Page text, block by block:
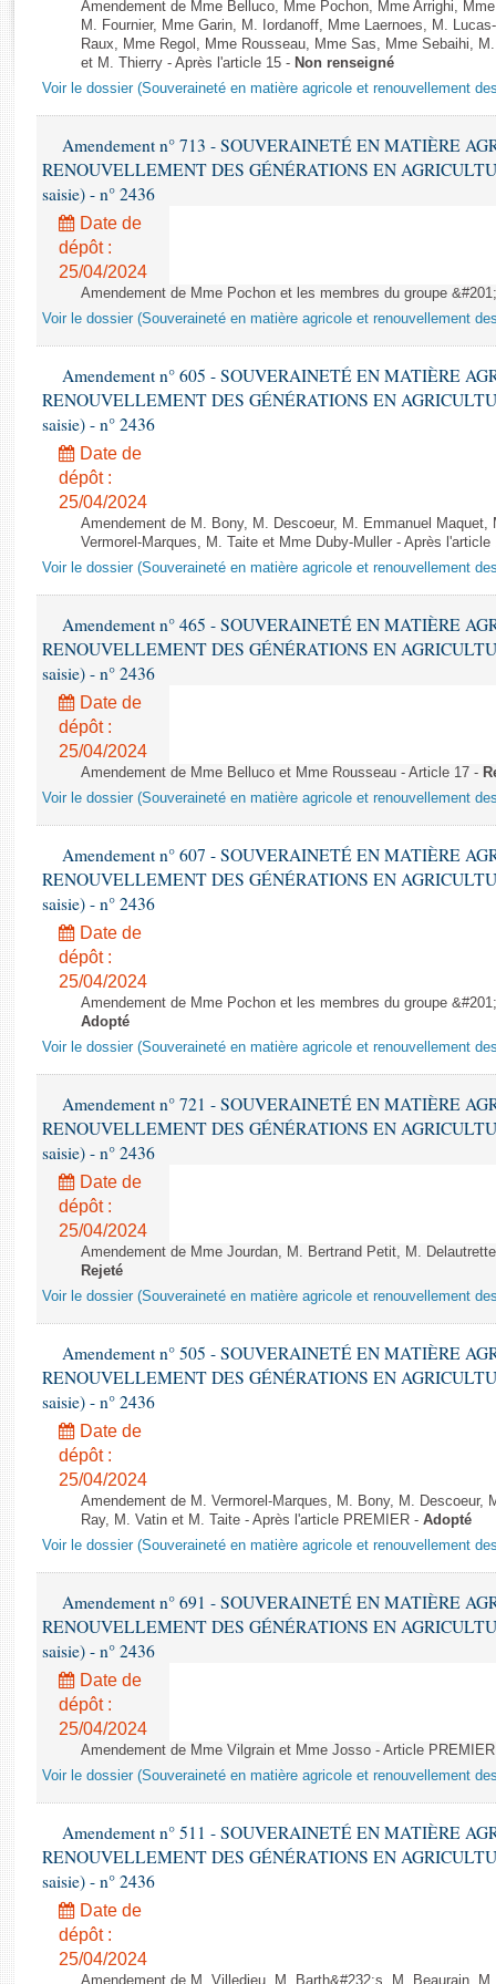
Rapports d'enquête
Rapports législatifs
Rapports sur l'application des lois
Baromètre de l’application des lois
Dossiers législatifs
Budget et sécurité sociale
Questions écrites et orales
Comptes rendus des débats
Amendement de Mme Belluco, Mme Pochon, Mme Arrighi,
M. Fournier, Mme Garin, M. Iordanoff, Mme Laernoes, M.
Raux, Mme Regol, Mme Rousseau, Mme Sas, Mme Sebaihi,
et M. Thierry - Après l'article 15 - Non renseigné
Voir le dossier (Souveraineté en matière agricole et renouvellement
Amendement n° 713 - SOUVERAINETÉ EN MATIÈRE
RENOUVELLEMENT DES GÉNÉRATIONS EN
saisie) - n° 2436
Date de
dépôt :
25/04/2024
Amendement de Mme Pochon et les membres du groupe
Voir le dossier (Souveraineté en matière agricole et renouvellement
Amendement n° 605 - SOUVERAINETÉ EN MATIÈRE
RENOUVELLEMENT DES GÉNÉRATIONS EN
saisie) - n° 2436
Date de
dépôt :
25/04/2024
Amendement de M. Bony, M. Descoeur, M. Emmanuel
Vermorel-Marques, M. Taite et Mme Duby-Muller - Après
Voir le dossier (Souveraineté en matière agricole et renouvellement
Amendement n° 465 - SOUVERAINETÉ EN MATIÈRE
RENOUVELLEMENT DES GÉNÉRATIONS EN
saisie) - n° 2436
Date de
dépôt :
25/04/2024
Amendement de Mme Belluco et Mme Rousseau - Article 17 -
Voir le dossier (Souveraineté en matière agricole et renouvellement
Amendement n° 607 - SOUVERAINETÉ EN MATIÈRE
RENOUVELLEMENT DES GÉNÉRATIONS EN
saisie) - n° 2436
Date de
dépôt :
25/04/2024
Amendement de Mme Pochon et les membres du groupe
Adopté
Voir le dossier (Souveraineté en matière agricole et renouvellement
Amendement n° 721 - SOUVERAINETÉ EN MATIÈRE
RENOUVELLEMENT DES GÉNÉRATIONS EN
saisie) - n° 2436
Date de
dépôt :
25/04/2024
Amendement de Mme Jourdan, M. Bertrand Petit, M.
Rejeté
Voir le dossier (Souveraineté en matière agricole et renouvellement
Amendement n° 505 - SOUVERAINETÉ EN MATIÈRE
RENOUVELLEMENT DES GÉNÉRATIONS EN
saisie) - n° 2436
Date de
dépôt :
25/04/2024
Amendement de M. Vermorel-Marques, M. Bony, M. Descoeur,
Ray, M. Vatin et M. Taite - Après l'article PREMIER - Adopté
Voir le dossier (Souveraineté en matière agricole et renouvellement
Amendement n° 691 - SOUVERAINETÉ EN MATIÈRE
RENOUVELLEMENT DES GÉNÉRATIONS EN
saisie) - n° 2436
Date de
dépôt :
25/04/2024
Amendement de Mme Vilgrain et Mme Josso - Article
Voir le dossier (Souveraineté en matière agricole et renouvellement
Amendement n° 511 - SOUVERAINETÉ EN MATIÈRE
RENOUVELLEMENT DES GÉNÉRATIONS EN
saisie) - n° 2436
Date de
dépôt :
25/04/2024
Amendement de M. Villedieu, M. Barth&#232;s, M. Beaurain,